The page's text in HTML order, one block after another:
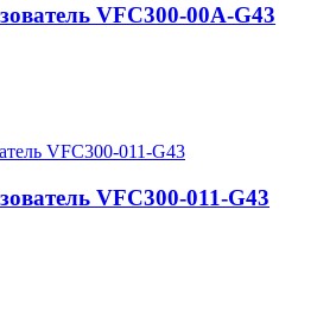
VFC300-00A-G43
VFC300-011-G43